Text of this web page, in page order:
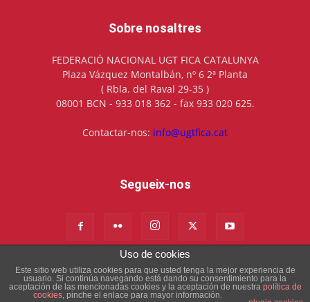
Sobre nosaltres
FEDERACIÓ NACIONAL UGT FICA CATALUNYA
Plaza Vázquez Montalbán, nº 6 2ª Planta
( Rbla. del Raval 29-35 )
08001 BCN - 933 018 362 - fax 933 020 625.
Contactar-nos: info@ugtfica.cat
Segueix-nos
Avís Legal Política de cookies
Uso de cookies
Este sitio web utiliza cookies para que usted tenga la mejor experiencia de
usuario. Si continúa navegando está dando su consentimiento para la
aceptación de las mencionadas cookies y la aceptación de nuestra política de
cookies, pinche el enlace para mayor información.